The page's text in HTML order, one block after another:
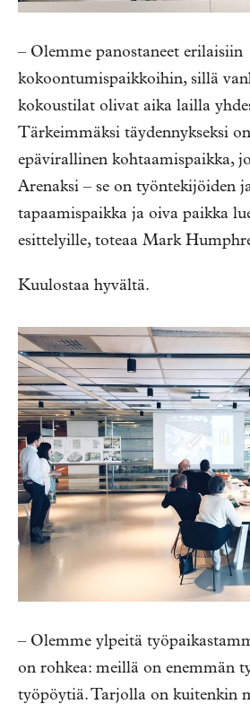
– Olemme panostaneet erilaisiin
kokoontumispaikkoihin, sillä
kokoustilat olivat aika lailla
Tärkeimmäksi täydennykseksi
epävirallinen kohtaamispaikka,
Arenaksi – se on työntekijöiden
tapaamispaikka ja oiva paikka
esittelyille, toteaa Mark
Kuulostaa hyvältä.
– Olemme ylpeitä
on rohkea: meillä on enemmän
työpöytiä. Tarjolla on kuitenkin